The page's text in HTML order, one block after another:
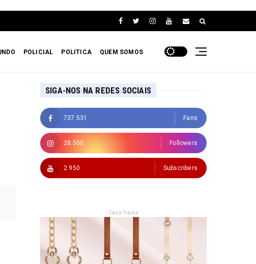
POLICIAL POLITICA QUEM SOMOS
SIGA-NOS NA REDES SOCIAIS
737.531 Fans
28.500 Followers
2.950 Subscribers
- Casa Trama -